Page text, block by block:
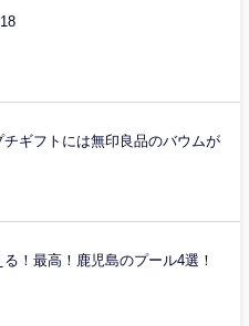
チギフトには無印良品のバウムが
る！最高！鹿児島のプール4選！